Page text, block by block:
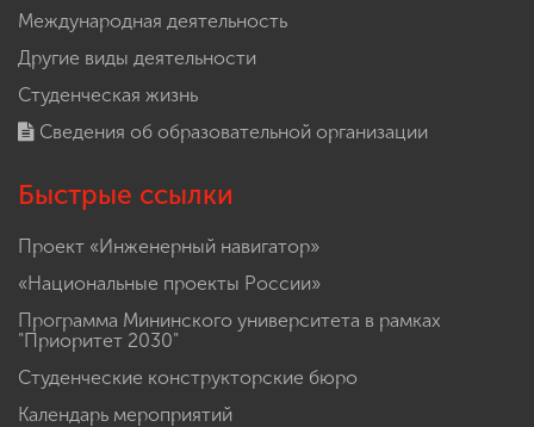
Международная деятельность
Другие виды деятельности
Студенческая жизнь
Сведения об образовательной организации
Быстрые ссылки
Проект «Инженерный навигатор»
«Национальные проекты России»
Программа Мининского университета в рамках
"Приоритет 2030"
Студенческие конструкторские бюро
Календарь мероприятий